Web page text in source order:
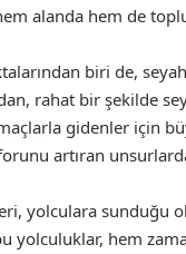
alanda hem de
biri de,
rahat bir şekilde
gidenler için
artıran
yolculara
yolculuklar, hem